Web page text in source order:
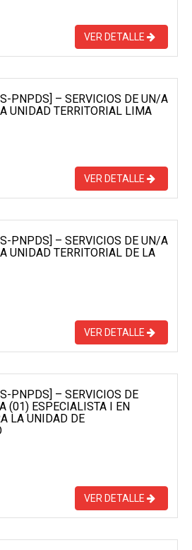
VER DETALLE
PNPDS] – SERVICIOS DE UN/A
UNIDAD TERRITORIAL LIMA
VER DETALLE
PNPDS] – SERVICIOS DE UN/A
UNIDAD TERRITORIAL DE LA
VER DETALLE
PNPDS] – SERVICIOS DE
(01) ESPECIALISTA I EN
LA UNIDAD DE
VER DETALLE